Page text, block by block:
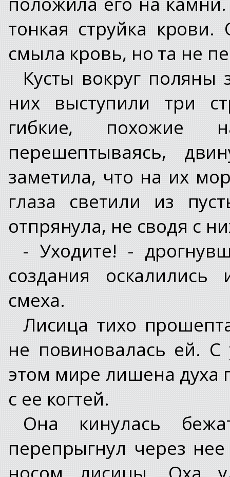
тонкая струйка
смыла кровь, но та не
Кусты вокруг поляны
них выступили три
гибкие, похожие
перешептываясь,
заметила, что на их
глаза светили из
отпрянула, не сводя с
- Уходите! -
создания
смеха.
Лисица тихо
не повиновалась ей.
этом мире лишена духа
с ее когтей.
Она кинулась
перепрыгнул через